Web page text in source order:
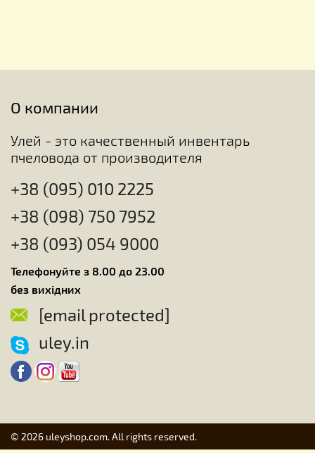
О компании
Улей - это качественный инвентарь
пчеловода от производителя
+38 (095) 010 2225
+38 (098) 750 7952
+38 (093) 054 9000
Телефонуйте з 8.00 до 23.00
без вихідних
[email protected]
uley.in
© 2026 uleyshop.com. All rights reserved.